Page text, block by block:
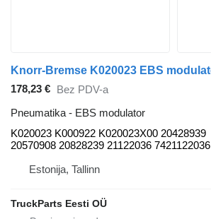
178,23 € Bez PDV-a
Pneumatika - EBS modulator
K020023 K000922 K020023X00 20428939
20570908 20828239 21122036 7421122036
Estonija, Tallinn
TruckParts Eesti OÜ